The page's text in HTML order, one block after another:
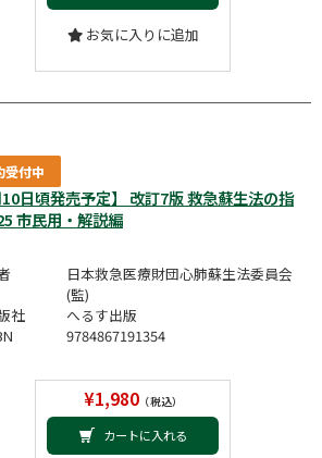
お気に入りに追加
受付中
10日頃発売予定】 改訂7版 救急蘇生法の指
市民用・解説編
日本救急医療財団心肺蘇生法委員会
(監)
社
へるす出版
9784867191354
¥1,980（税込）
カートに入れる